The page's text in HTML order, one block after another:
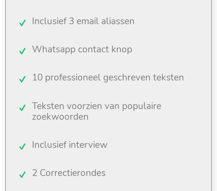
Inclusief 3 email aliassen
Whatsapp contact knop
10 professioneel geschreven teksten
Teksten voorzien van populaire
zoekwoorden
Inclusief interview
2 Correctierondes